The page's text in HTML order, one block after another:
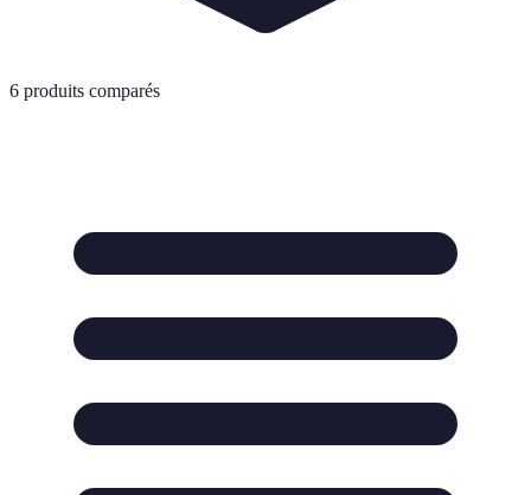
6 produits comparés